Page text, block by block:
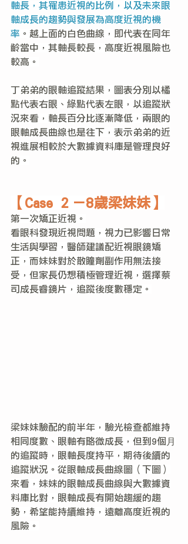
軸長，其罹患近視的比例，以及未來眼
軸成長的趨勢與發展為高度近視的機
率 。越上面的白色曲線，即代表在同年
齡當中，其軸長較長，高度近視風險也
較高。
丁弟弟的眼軸追蹤結果，圖表分別以橘
點代表右眼、綠點代表左眼，以追蹤狀
況來看，軸長百分比逐漸降低，兩眼的
眼軸成長曲線也是往下，表示弟弟的近
視進展相較於大數據資料庫是管理良好
的。
【Case ２－8歲梁妹妹】
第一次矯正近視。
看眼科發現近視問題，視力已影響日常
生活與學習，醫師建議配近視眼鏡矯
正，而妹妹對於散瞳劑副作用無法接
受，但家長仍想積極管理近視，選擇蔡
司成長睿鏡片，追蹤後度數穩定。
梁妹妹驗配的前半年，驗光檢查都維持
相同度數、眼軸有略微成長，但到9個月
的追蹤時，眼軸長度持平，期待後續的
追蹤狀況。從眼軸成長曲線圖（下圖）
來看，妹妹的眼軸成長曲線與大數據資
料庫比對，眼軸成長有開始趨緩的趨
勢，希望能持續維持，遠離高度近視的
風險。